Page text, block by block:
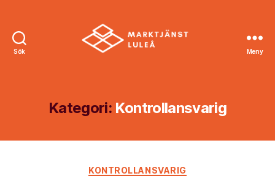
Sök Meny
Kategori: Kontrollansvarig
Kategorier
KONTROLLANSVARIG